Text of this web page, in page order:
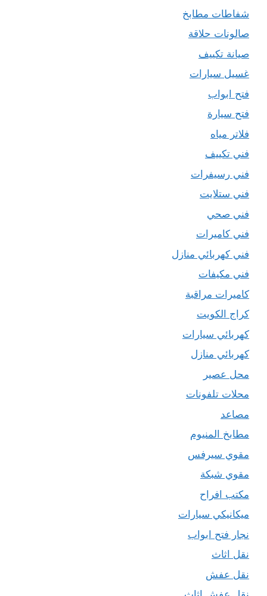
شفاطات مطابخ
صالونات حلاقة
صيانة تكييف
غسيل سيارات
فتح ابواب
فتح سيارة
فلاتر مياه
فني تكييف
فني رسيفرات
فني ستلايت
فني صحي
فني كاميرات
فني كهربائي منازل
فني مكيفات
كاميرات مراقبة
كراج الكويت
كهربائي سيارات
كهربائي منازل
محل عصير
محلات تلفونات
مصاعد
مطابخ المنيوم
مقوي سيرفس
مقوي شبكة
مكتب افراح
ميكانيكي سيارات
نجار فتح ابواب
نقل اثاث
نقل عفش